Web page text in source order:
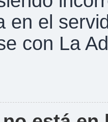
en el
con La